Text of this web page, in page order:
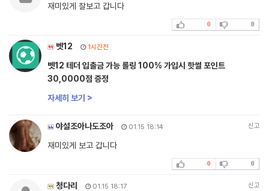
재미있게 잘보고 갑니다
0 0
벳12 1시간전
벳12 테더 입출금 가능 롤링 100% 가입시 핫썰 포인트
30,0000점 증정
자세히 보기 >
야설조아나도조아 01.15 18:14 신고
재미있게 보고 갑니다
0 0
청다리 01.15 18:17 신고